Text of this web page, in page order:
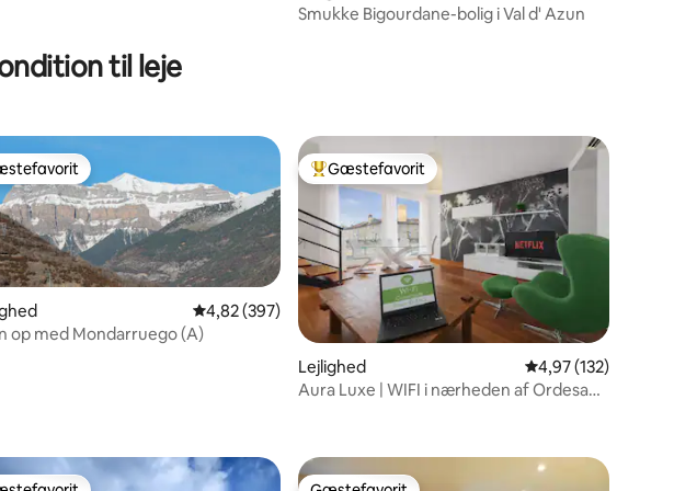
bedømmelse, 221 omtaler
Smukke Bigourdane-bolig i Val d' Azun
til leje
bedømmelse, 194 omtaler
4,82 ud af 5 i gennemsnitlig bedømmelse, 397 omtaler
4,82 (397)
op med Mondarruego (A)
Bedste gæstefavorit
Gæstefavorit
Lejlighed 4,97 ud af 5 i
4,97 (132)
Aura Luxe | WIFI i nærheden af Ordesa